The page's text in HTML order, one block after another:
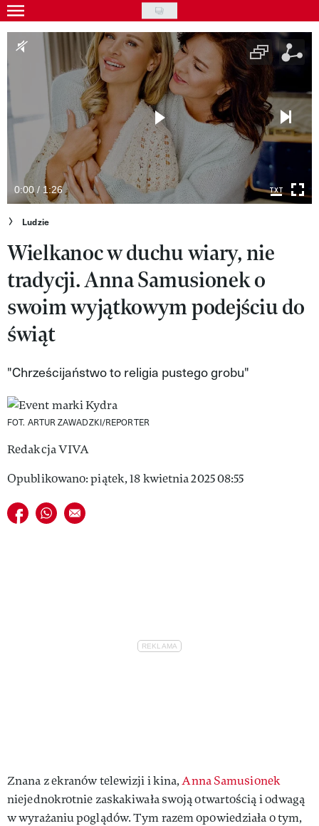
Skip
to
main
Gwiazdy
Uroda
Styl życia
Kultura
Wideo
Nasze akcje
VIVA!ART
VIVA!MODA
VIVA!LIFESTYLE
VIVA!MAN
VIVA!PEOPLE POWER
VIVA!ITAKA
MAGAZYN VIVA!
0:00 / 1:26
Ludzie
Wielkanoc w duchu wiary, nie
tradycji. Anna Samusionek o
swoim wyjątkowym podejściu do
świąt
"Chrześcijaństwo to religia pustego grobu"
FOT. ARTUR ZAWADZKI/REPORTER
Redakcja VIVA
Opublikowano: piątek, 18 kwietnia 2025 08:55
Udostępnij na facebook
Udostępnij na whatsapp
E-mail do przyjaciela
Znana z ekranów telewizji i kina,Anna Samusionek
niejednokrotnie zaskakiwała swoją otwartością i odwagą
w wyrażaniu poglądów. Tym razem opowiedziała o tym,